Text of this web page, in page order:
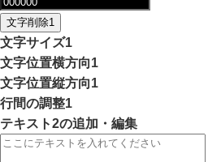
文字削除1
文字サイズ1
文字位置横方向1
文字位置縦方向1
行間の調整1
テキスト2の追加・編集